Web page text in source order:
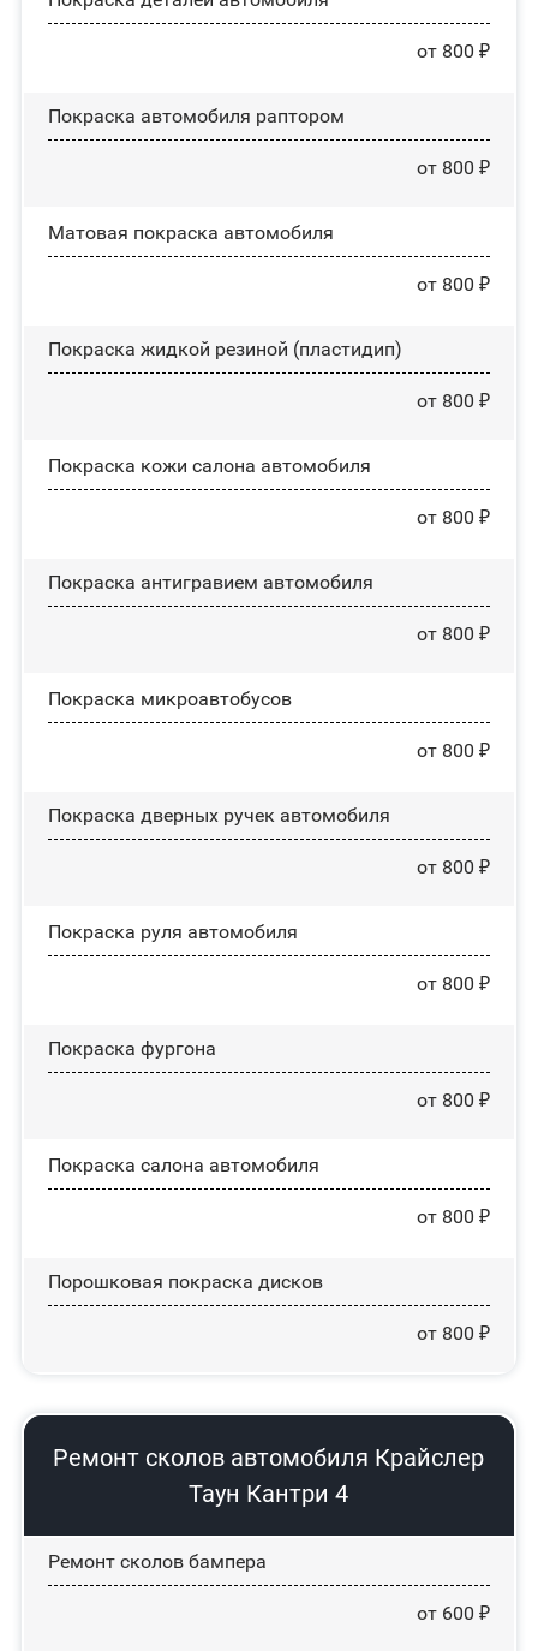
от 800 ₽
Покраска автомобиля раптором
от 800 ₽
Матовая покраска автомобиля
от 800 ₽
Покраска жидкой резиной (пластидип)
от 800 ₽
Покраска кожи салона автомобиля
от 800 ₽
Покраска антигравием автомобиля
от 800 ₽
Покраска микроавтобусов
от 800 ₽
Покраска дверных ручек автомобиля
от 800 ₽
Покраска руля автомобиля
от 800 ₽
Покраска фургона
от 800 ₽
Покраска салона автомобиля
от 800 ₽
Порошковая покраска дисков
от 800 ₽
Ремонт сколов автомобиля Крайслер
Таун Кантри 4
Ремонт сколов бампера
от 600 ₽